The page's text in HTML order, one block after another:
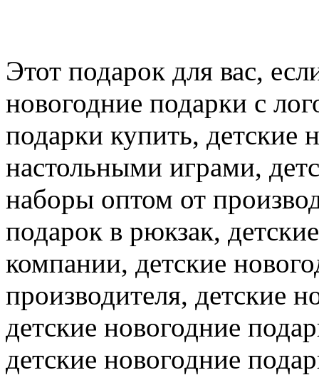
Этот подарок для вас,
новогодние подарки с
подарки купить, детские
настольными играми,
наборы оптом от
подарок в рюкзак,
компании, детские
производителя, детские
детские новогодние
детские новогодние